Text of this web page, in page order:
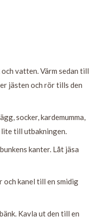
vatten. Värm sedan till
jästen och rör tills den
socker, kardemumma,
till utbakningen.
kanter. Låt jäsa
och kanel till en smidig
Kavla ut den till en